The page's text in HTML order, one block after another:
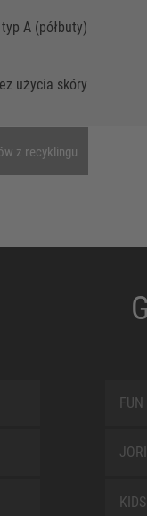
A (półbuty)
użycia skóry
z recyklingu
FUN